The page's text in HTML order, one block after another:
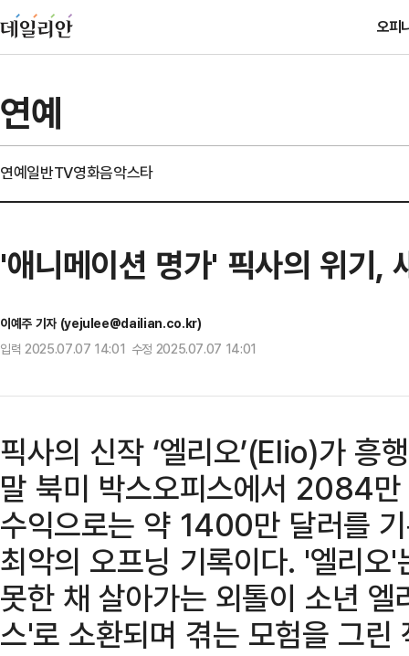
오피
연예
연예일반TV영화음악스타
'애니메이션 명가' 픽사의 위기,
이예주 기자 (yejulee@dailian.co.kr)
입력 2025.07.07 14:01 수정 2025.07.07 14:01
픽사의 신작 ‘엘리오’(Elio)가 흥
말 북미 박스오피스에서 2084
수익으로는 약 1400만 달러를
최악의 오프닝 기록이다. '엘리오
못한 채 살아가는 외톨이 소년
스'로 소환되며 겪는 모험을 그린